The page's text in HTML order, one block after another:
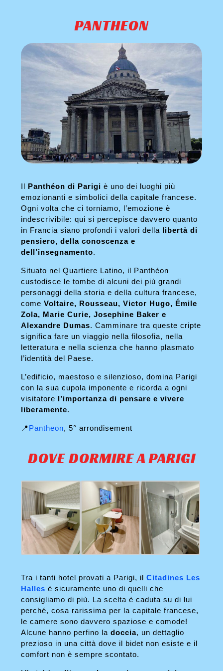
PANTHEON
Il Panthéon di Parigi è uno dei luoghi più
emozionanti e simbolici della capitale francese.
Ogni volta che ci torniamo, l’emozione è
indescrivibile: qui si percepisce davvero quanto
in Francia siano profondi i valori della libertà di
pensiero, della conoscenza e
dell’insegnamento.
Situato nel Quartiere Latino, il Panthéon
custodisce le tombe di alcuni dei più grandi
personaggi della storia e della cultura francese,
comeVoltaire, Rousseau, Victor Hugo, Émile
Zola, Marie Curie, Josephine Baker e
Alexandre Dumas. Camminare tra queste cripte
significa fare un viaggio nella filosofia, nella
letteratura e nella scienza che hanno plasmato
l’identità del Paese.
L’edificio, maestoso e silenzioso, domina Parigi
con la sua cupola imponente e ricorda a ogni
visitatore l’importanza di pensare e vivere
liberamente.
📍Pantheon, 5° arrondisement
DOVE DORMIRE A PARIGI
Tra i tanti hotel provati a Parigi, ilCitadines Les
Halles è sicuramente uno di quelli che
consigliamo di più. La scelta è caduta su di lui
perché, cosa rarissima per la capitale francese,
le camere sono davvero spaziose e comode!
Alcune hanno perfino ladoccia, un dettaglio
prezioso in una città dove il bidet non esiste e il
comfort non è sempre scontato.